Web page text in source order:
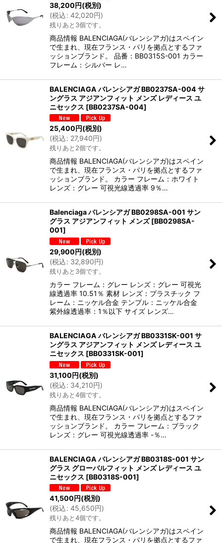
38,200円(税別)
(税込: 42,020円)
残りあと3個です。
商品情報 BALENCIAGA(バレンシアガ)はスペイン
で生まれ、現在フランス・パリを拠点とするファ
ッションブランド。 品番：BB0315S-001 カラー
フレーム：シルバー レ…
BALENCIAGA バレンシアガ BB0237SA-004 サ
ングラス アジアンフィット メンズ レディース ユ
ニセックス [BB0237SA-004]
25,400円(税別)
(税込: 27,940円)
残りあと2個です。
商品情報 BALENCIAGA(バレンシアガ)はスペイン
で生まれ、現在フランス・パリを拠点とするファ
ッションブランド。 カラー フレーム：ホワイト
レンズ：グレー 可視光線透過率 9％…
Balenciaga バレンシアガ BB0298SA-001 サン
グラス アジアンフィット メンズ [BB0298SA-
001]
29,900円(税別)
(税込: 32,890円)
残りあと3個です。
カラー フレーム：グレー レンズ：グレー 可視光
線透過率 10.51％ 素材 レンズ：プラスチック フ
レーム：ニッケル合金 テンプル：ニッケル合金
紫外線透過率：1％以下 サイズ レンズ…
BALENCIAGA バレンシアガ BB0331SK-001 サ
ングラス アジアンフィット メンズ レディース ユ
ニセックス [BB0331SK-001]
31,100円(税別)
(税込: 34,210円)
残りあと4個です。
商品情報 BALENCIAGA(バレンシアガ)はスペイン
で生まれ、現在フランス・パリを拠点とするファ
ッションブランド。 カラー フレーム：ブラック
レンズ：グレー 可視光線透過率 -％…
BALENCIAGA バレンシアガ BB0318S-001 サン
グラス グローバルフィット メンズ レディース ユ
ニセックス [BB0318S-001]
41,500円(税別)
(税込: 45,650円)
残りあと4個です。
商品情報 BALENCIAGA(バレンシアガ)はスペイン
で生まれ、現在フランス・パリを拠点とするファ